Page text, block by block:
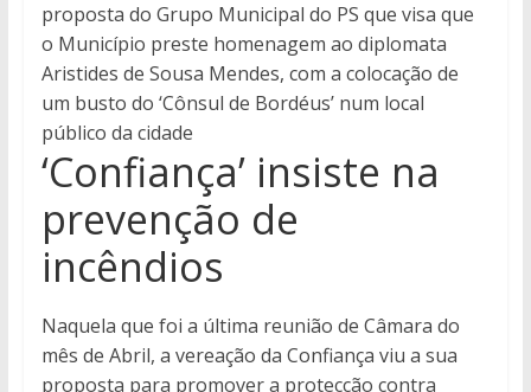
proposta do Grupo Municipal do PS que visa que
o Município preste homenagem ao diplomata
Aristides de Sousa Mendes, com a colocação de
um busto do ‘Cônsul de Bordéus’ num local
público da cidade
‘Confiança’ insiste na
prevenção de
incêndios
Naquela que foi a última reunião de Câmara do
mês de Abril, a vereação da Confiança viu a sua
proposta para promover a protecção contra